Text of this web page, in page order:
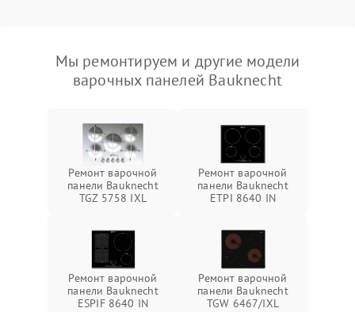
Мы ремонтируем и другие модели
варочных панелей Bauknecht
Ремонт варочной
панели Bauknecht
TGZ 5758 IXL
Ремонт варочной
панели Bauknecht
ETPI 8640 IN
Ремонт варочной
панели Bauknecht
ESPIF 8640 IN
Ремонт варочной
панели Bauknecht
TGW 6467/IXL